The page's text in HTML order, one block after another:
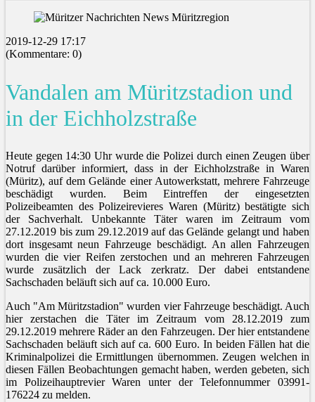
2019-12-29 17:17
(Kommentare: 0)
Vandalen am Müritzstadion und
in der Eichholzstraße
Heute gegen 14:30 Uhr wurde die Polizei durch einen Zeugen über
Notruf darüber informiert, dass in der Eichholzstraße in Waren
(Müritz), auf dem Gelände einer Autowerkstatt, mehrere Fahrzeuge
beschädigt wurden. Beim Eintreffen der eingesetzten
Polizeibeamten des Polizeirevieres Waren (Müritz) bestätigte sich
der Sachverhalt. Unbekannte Täter waren im Zeitraum vom
27.12.2019 bis zum 29.12.2019 auf das Gelände gelangt und haben
dort insgesamt neun Fahrzeuge beschädigt. An allen Fahrzeugen
wurden die vier Reifen zerstochen und an mehreren Fahrzeugen
wurde zusätzlich der Lack zerkratz. Der dabei entstandene
Sachschaden beläuft sich auf ca. 10.000 Euro.
Auch "Am Müritzstadion" wurden vier Fahrzeuge beschädigt. Auch
hier zerstachen die Täter im Zeitraum vom 28.12.2019 zum
29.12.2019 mehrere Räder an den Fahrzeugen. Der hier entstandene
Sachschaden beläuft sich auf ca. 600 Euro. In beiden Fällen hat die
Kriminalpolizei die Ermittlungen übernommen. Zeugen welchen in
diesen Fällen Beobachtungen gemacht haben, werden gebeten, sich
im Polizeihauptrevier Waren unter der Telefonnummer 03991-
176224 zu melden.